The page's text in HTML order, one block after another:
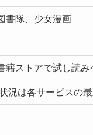
書隊、少女漫画
ストアで試し読み
況は各サービスの